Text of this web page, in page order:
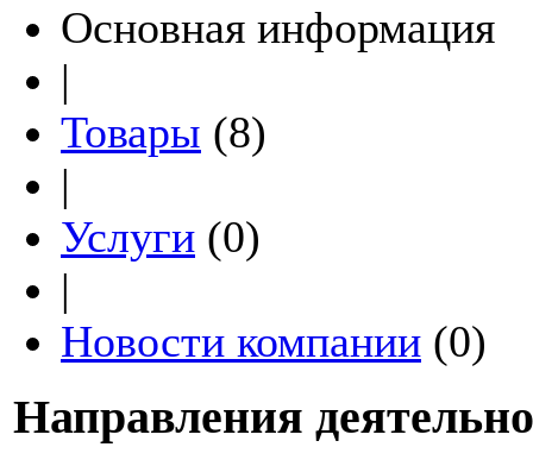
Основная информация
|
Товары (8)
|
Услуги (0)
|
Новости компании (0)
Направления